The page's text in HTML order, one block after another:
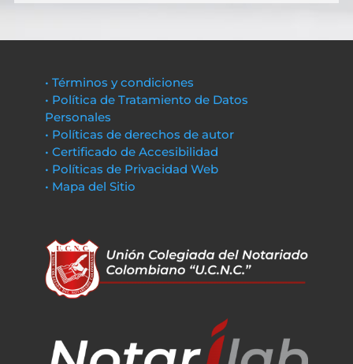
• Términos y condiciones
• Política de Tratamiento de Datos
Personales
• Políticas de derechos de autor
• Certificado de Accesibilidad
• Políticas de Privacidad Web
• Mapa del Sitio